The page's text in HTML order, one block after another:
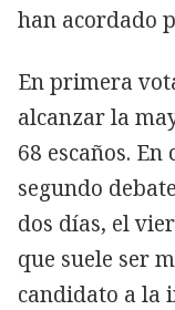
han acordado
En primera
alcanzar la
68 escaños.
segundo
dos días, el
que suele ser
candidato a la